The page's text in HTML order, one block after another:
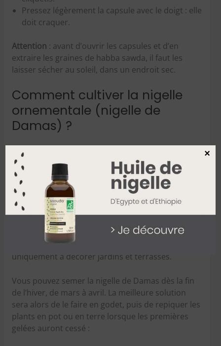
Pressez légèrement la capsule avec le doigt : elle
doit craquer.
Attention : avant d’ouvrir les capsules et d’en
extraire les graines de habba sawda, il faut les
laisser sécher au soleil, dans un endroit sec.
Comment cultiver la nigelle
ornementale (nigelle de
Damas) ?
Cette nigelle décorative, contrairement à la nigelle
cultivée citée plus haut, ne se mange pas. Ses
graines sont toxiques, ce ne sont donc pas elles
qui sont utilisées en cuisine, dans la médecine
traditionnelle orientale ou comme remède
prophétique.
Son nom scientifique est Nigella damascena, ou
nigelle de Damas, ses fleurs sont bleues et elle sert
uniquement à décorer jardins et terrasses.
Vous pouvez semer la nigelle de Damas dès la fin
de l’hiver, de mars à avril. La meilleure solution
sera alors de le faire en godet, puis de repiquer les
plants en pot ou en terre lorsque les premières
gelées auront cessé :
×